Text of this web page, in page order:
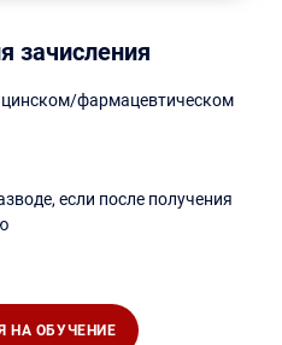
зачисления
фармацевтическом
если после получения
НА ОБУЧЕНИЕ